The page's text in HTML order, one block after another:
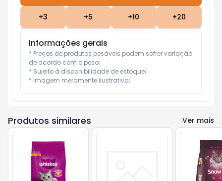
+3 +5 +10 +20
Informações gerais
* Preços de produtos pesáveis podem sofrer variação
de acordo com o peso;
* Sujeito à disponibilidade de estoque;
* Imagem meramente ilustrativa;
Produtos similares Ver mais